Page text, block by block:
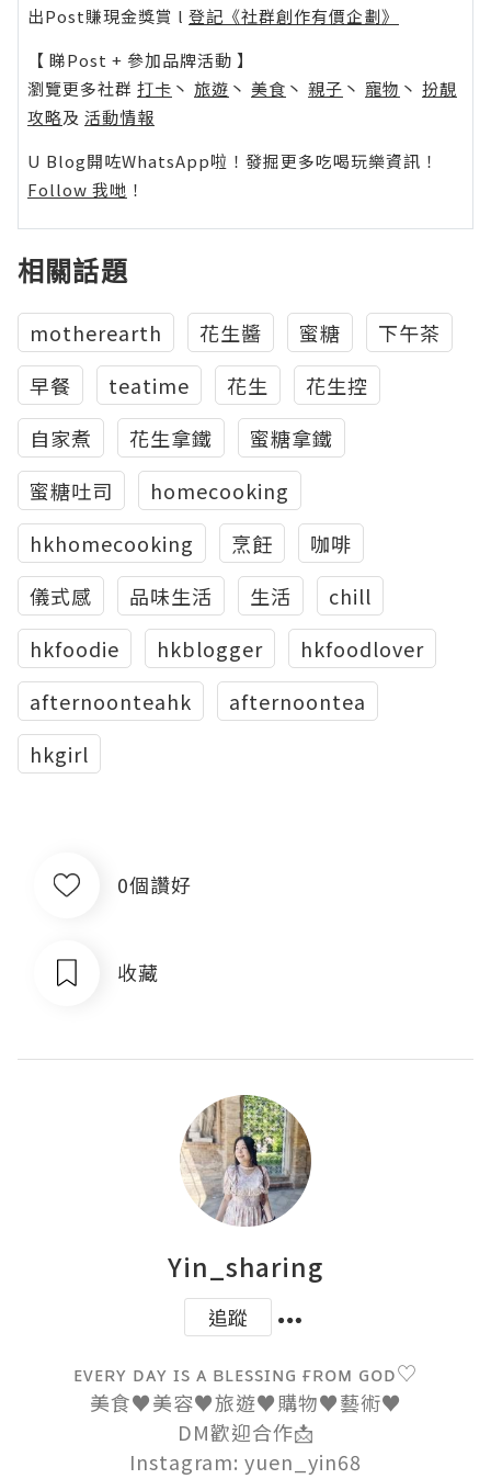
出Post賺現金獎賞 l 登記《社群創作有價企劃》
【 睇Post + 參加品牌活動 】
瀏覽更多社群 打卡 丶 旅遊 丶 美食 丶 親子 丶 寵物 丶 扮靚
攻略及 活動情報
U Blog開咗WhatsApp啦！發掘更多吃喝玩樂資訊！
Follow 我哋 ！
相關話題
motherearth 花生醬 蜜糖
下午茶
早餐
teatime 花生
花生控
自家煮
花生拿鐵
蜜糖拿鐵
蜜糖吐司
homecooking
hkhomecooking
烹飪
咖啡
儀式感
品味生活 生活
chill
hkfoodie
hkblogger
hkfoodlover
afternoonteahk
afternoontea
hkgirl
0個讚好
收藏
Yin_sharing
追蹤
ᴇᴠᴇʀʏ ᴅᴀʏ ɪs ᴀ ʙʟᴇssɪɴɢ ғʀᴏᴍ ɢᴏᴅ♡
美食♥︎美容♥︎旅遊♥︎購物♥︎藝術♥︎
DM歡迎合作📩
Instagram: yuen_yin68